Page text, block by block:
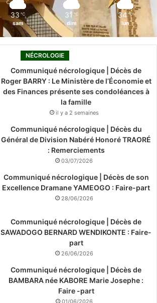
33 ℃
sam
31 ℃
dim
34 ℃
lun
NÉCROLOGIE
Communiqué nécrologique | Décès de
Roger BARRY : Le Ministère de l’Économie et
des Finances présente ses condoléances à
la famille
il y a 2 semaines
Communiqué nécrologique | Décès du
Général de Division Nabéré Honoré TRAORÉ
: Remerciements
03/07/2026
Communiqué nécrologique | Décès de son
Excellence Dramane YAMEOGO : Faire-part
28/06/2026
Communiqué nécrologique | Décès de
SAWADOGO BERNARD WENDIKONTE : Faire-
part
26/06/2026
Communiqué nécrologique | Décès de
BAMBARA née KABORE Marie Josephe :
Faire -part
01/06/2026